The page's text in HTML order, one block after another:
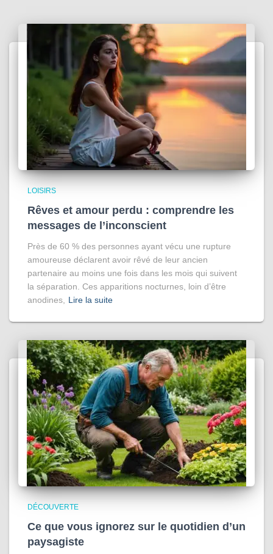
LOISIRS
Rêves et amour perdu : comprendre les
messages de l’inconscient
Près de 60 % des personnes ayant vécu une rupture
amoureuse déclarent avoir rêvé de leur ancien
partenaire au moins une fois dans les mois qui suivent
la séparation. Ces apparitions nocturnes, loin d’être
anodines,
Lire la suite
DÉCOUVERTE
Ce que vous ignorez sur le quotidien d’un
paysagiste